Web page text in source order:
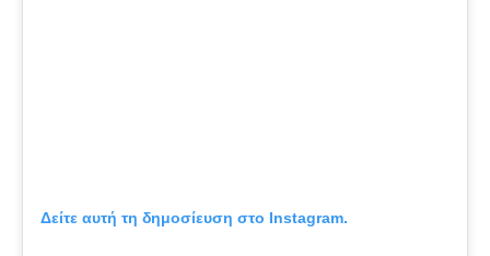
Δείτε αυτή τη δημοσίευση στο Instagram.